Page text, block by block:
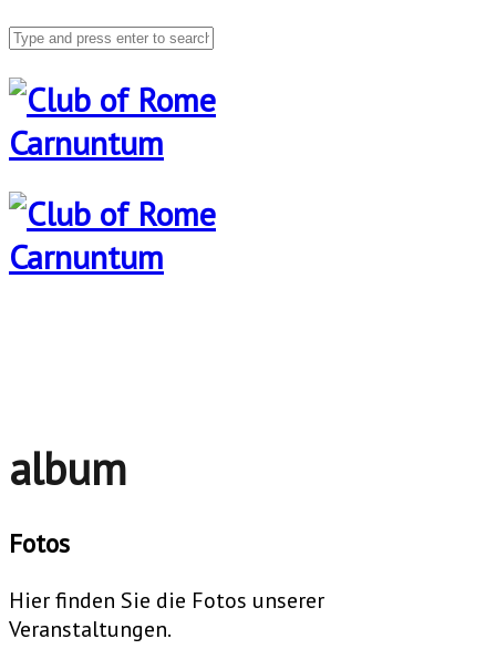
album
Fotos
Hier finden Sie die Fotos unserer
Veranstaltungen.